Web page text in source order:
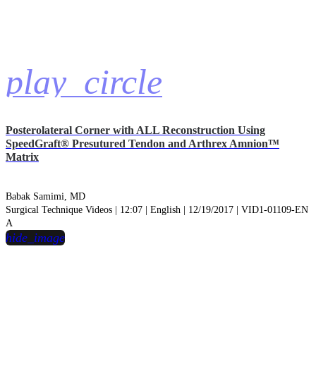
play_circle
Posterolateral Corner with ALL Reconstruction Using
SpeedGraft® Presutured Tendon and Arthrex Amnion™
Matrix
Babak Samimi, MD
Surgical Technique Videos | 12:07 | English | 12/19/2017 | VID1-01109-EN
A
hide_image